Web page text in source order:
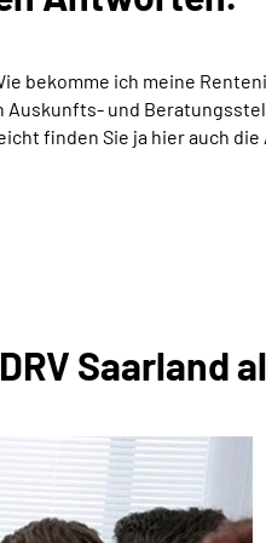
bekomme ich meine
Auskunfts- und
finden Sie ja hier auch die
Saarland